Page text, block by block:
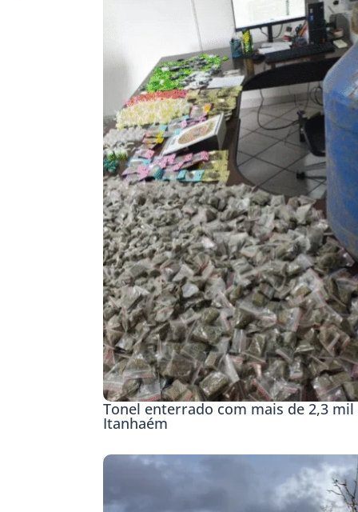
Tonel enterrado com mais de 2,3
Itanhaém